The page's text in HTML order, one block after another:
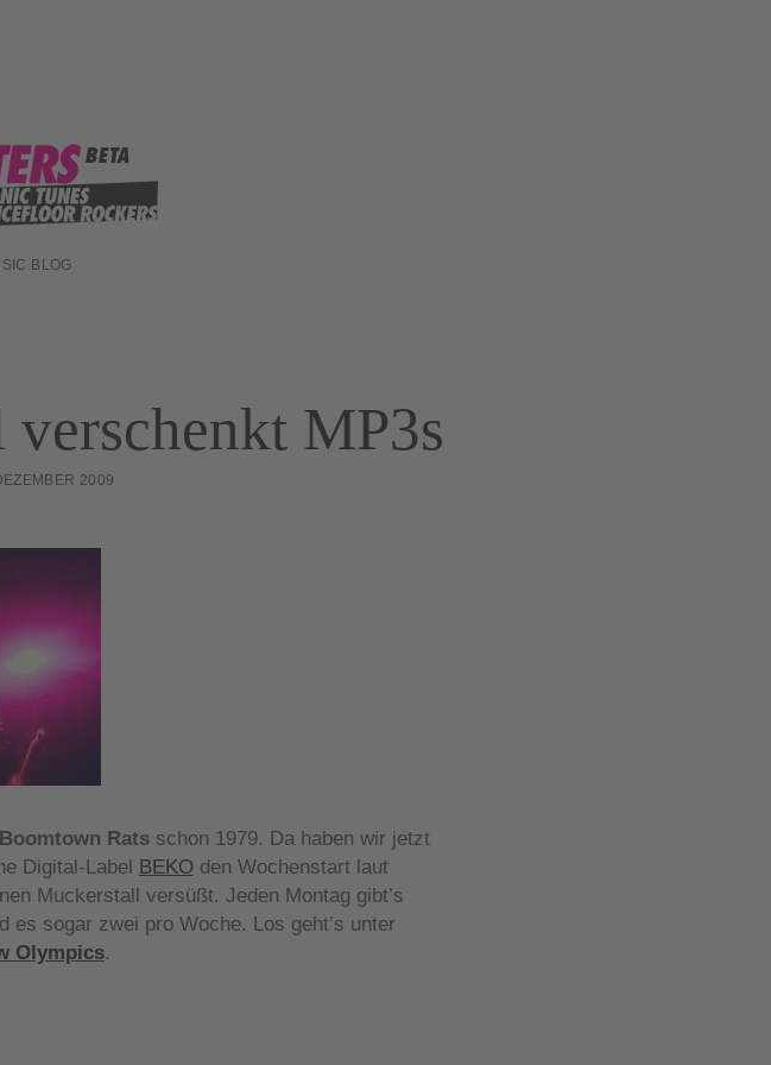
BLOG
MP3s
2009
Boomtown Rats schon 1979. Da haben wir jetzt
Digital-Label BEKO den Wochenstart laut
Muckerstall versüßt. Jeden Montag gibt’s
es sogar zwei pro Woche. Los geht’s unter
Olympics.